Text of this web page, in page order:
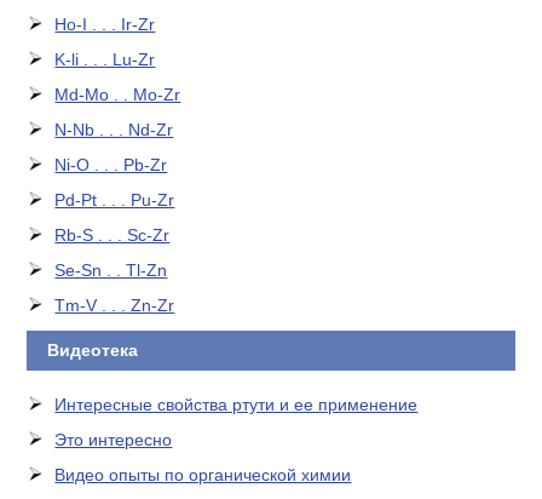
Ho-I . . . Ir-Zr
K-li . . . Lu-Zr
Md-Mo . . Mo-Zr
N-Nb . . . Nd-Zr
Ni-O . . . Pb-Zr
Pd-Pt . . . Pu-Zr
Rb-S . . . Sc-Zr
Se-Sn . . Tl-Zn
Tm-V . . . Zn-Zr
Видеотека
Интересные свойства ртути и ее применение
Это интересно
Видео опыты по органической химии